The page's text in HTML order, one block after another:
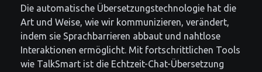
Die automatische Übersetzungstechnologie hat die
Art und Weise, wie wir kommunizieren, verändert,
indem sie Sprachbarrieren abbaut und nahtlose
Interaktionen ermöglicht. Mit fortschrittlichen Tools
wie TalkSmart ist die Echtzeit-Chat-Übersetzung